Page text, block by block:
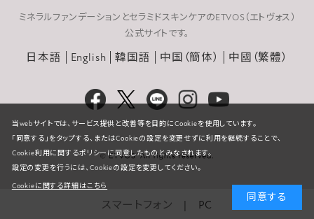
PC
スマートフォン
ミネラルファンデーションとセラミドスキンケアのETVOS（エトヴォス）
公式サイトです。
日本語 English 韓国語 中国（簡体） 中國（繁體）
当webサイトでは、サービス提供と改善等を目的にCookieを使用しています。
「同意する」をタップする、またはCookieの設定を変更せずに利用を継続することで、
Cookie利用に関するポリシーに同意したものとみなされます。
設定の変更を行うには、Cookieの設定を変更してください。
Cookieに関する詳細はこちら
同意する